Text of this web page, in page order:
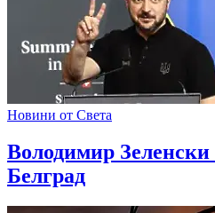
Новини от Света
Володимир
Белград